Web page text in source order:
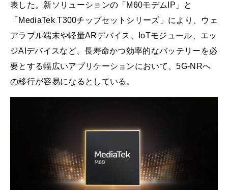
表した。新ソリューションの「M60モデムIP」と
「MediaTek T300チップセットシリーズ」により、ウェ
アラブル端末や軽量ARデバイス、IoTモジュール、エッ
ジAIデバイスなど、長寿命かつ効率的なバッテリーを必
要とする幅広いアプリケーションにおいて、5G-NRへ
の移行が容易になるとしている。